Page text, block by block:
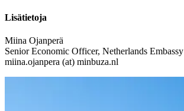
Lisätietoja
Miina Ojanperä
Senior Economic Officer, Netherlands Embassy
miina.ojanpera (at) minbuza.nl